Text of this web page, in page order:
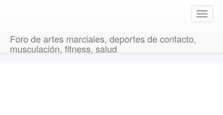
T
o
Foro de artes marciales, deportes de contacto,
musculación, fitness, salud